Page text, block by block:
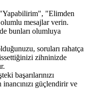
"Elimden
mesajlar verin.
bunları olumluya
soruları rahatça
zihninizde
başarılarınızı
güçlendirir ve